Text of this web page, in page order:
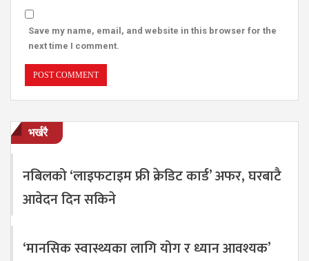
Save my name, email, and website in this browser for the
next time I comment.
भर्खरै
नबिलको ‘लाइफटाइम फ्री क्रेडिट कार्ड’ अफर, घरबाटै
आवेदन दिन सकिने
‘मानसिक स्वास्थ्यका लागि योग र ध्यान आवश्यक’